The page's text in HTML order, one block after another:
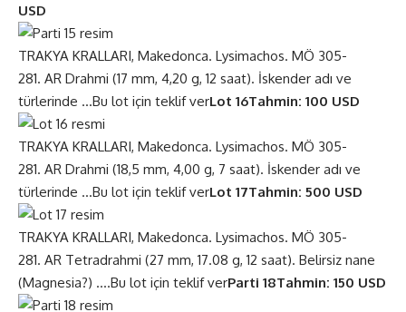
USD
TRAKYA KRALLARI, Makedonca. Lysimachos. MÖ 305-
281. AR Drahmi (17 mm, 4,20 g, 12 saat). İskender adı ve
türlerinde …Bu lot için teklif verLot 16Tahmin: 100 USD
TRAKYA KRALLARI, Makedonca. Lysimachos. MÖ 305-
281. AR Drahmi (18,5 mm, 4,00 g, 7 saat). İskender adı ve
türlerinde …Bu lot için teklif verLot 17Tahmin: 500 USD
TRAKYA KRALLARI, Makedonca. Lysimachos. MÖ 305-
281. AR Tetradrahmi (27 mm, 17.08 g, 12 saat). Belirsiz nane
(Magnesia?) ….Bu lot için teklif verParti 18Tahmin: 150 USD